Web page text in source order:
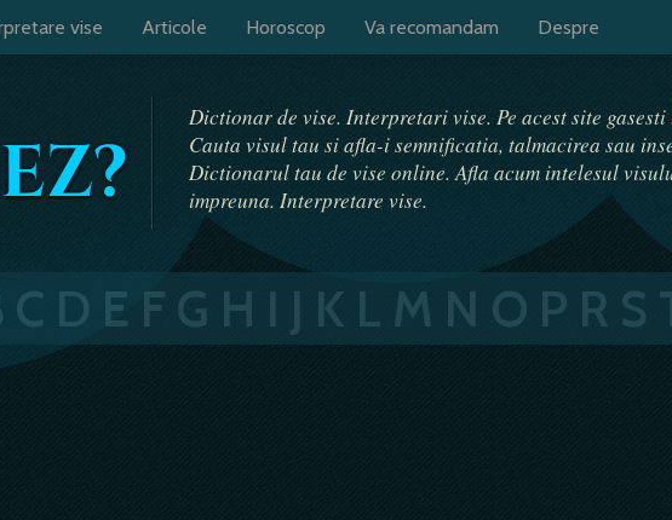
vise Articole Horoscop Va recomandam Despre
Dictionar de vise. Interpretari vise. Pe acest site
Cauta visul tau si afla-i semnificatia, talmacirea sau
Dictionarul tau de vise online. Afla acum intelesul
impreuna. Interpretare vise.
C D E F G H I J K L M N O P R S